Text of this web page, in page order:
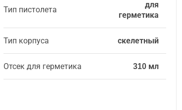
Тип пистолета
для
герметика
Тип корпуса скелетный
Отсек для герметика 310 мл